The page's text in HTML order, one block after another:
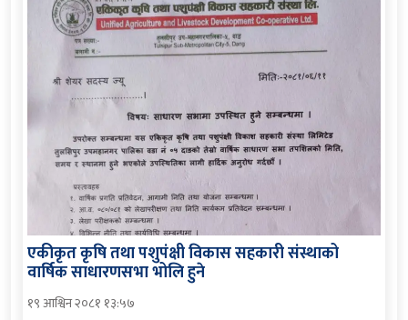
एकीकृत कृषि तथा पशुपंक्षी विकास सहकारी संस्थाको
वार्षिक साधारणसभा भोलि हुने
१९ आश्विन २०८१ १३:५७